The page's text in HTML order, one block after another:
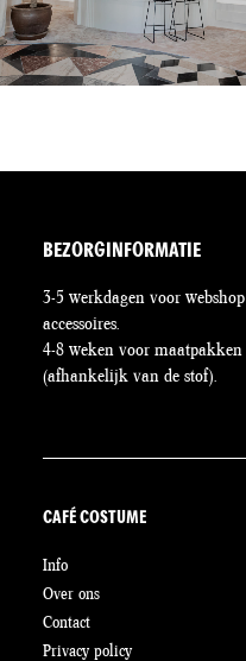
BEZORGINFORMATIE
3-5 werkdagen voor webshop
accessoires.
4-8 weken voor maatpakken
(afhankelijk van de stof).
CAFÉ COSTUME
Info
Over ons
Contact
Privacy policy